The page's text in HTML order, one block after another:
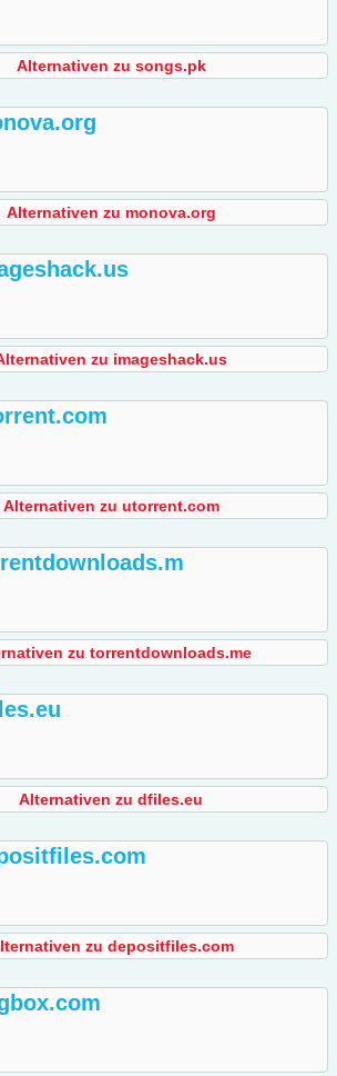
Alternativen zu songs.pk
Alternativen zu monova.org
zu imageshack.us
Alternativen zu utorrent.com
zu torrentdownloads.me
Alternativen zu dfiles.eu
zu depositfiles.com